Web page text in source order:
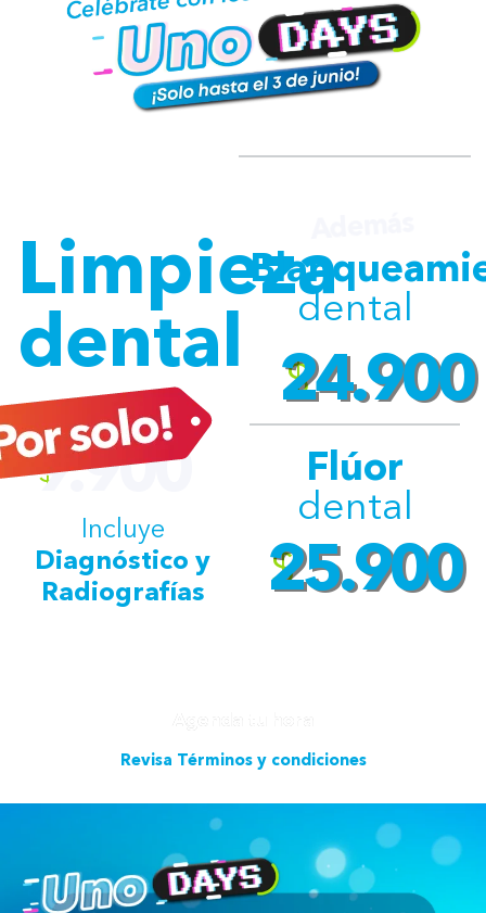
Limpieza
dental
$
9.900
Incluye
Diagnóstico y
Radiografías
dental
$
24.900
Flúor
dental
$
25.900
Revisa Términos y condiciones